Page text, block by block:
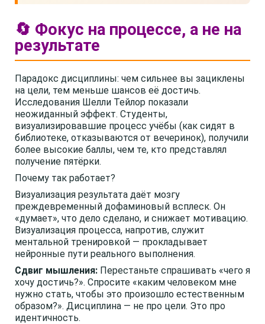
🔄 Фокус на процессе, а не на
результате
Парадокс дисциплины: чем сильнее вы зациклены
на цели, тем меньше шансов её достичь.
Исследования Шелли Тейлор показали
неожиданный эффект. Студенты,
визуализировавшие процесс учёбы (как сидят в
библиотеке, отказываются от вечеринок), получили
более высокие баллы, чем те, кто представлял
получение пятёрки.
Почему так работает?
Визуализация результата даёт мозгу
преждевременный дофаминовый всплеск. Он
«думает», что дело сделано, и снижает мотивацию.
Визуализация процесса, напротив, служит
ментальной тренировкой — прокладывает
нейронные пути реального выполнения.
Сдвиг мышления: Перестаньте спрашивать «чего я
хочу достичь?». Спросите «каким человеком мне
нужно стать, чтобы это произошло естественным
образом?». Дисциплина — не про цели. Это про
идентичность.